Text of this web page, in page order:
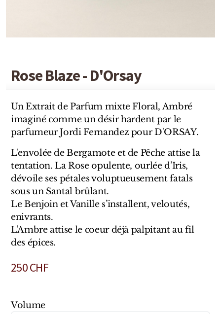
Rose Blaze - D'Orsay
Un Extrait de Parfum mixte Floral, Ambré
imaginé comme un désir hardent par le
parfumeur Jordi Fernandez pour D'ORSAY.
L'envolée de Bergamote et de Pêche attise la
tentation. La Rose opulente, ourlée d’Iris,
dévoile ses pétales voluptueusement fatals
sous un Santal brûlant.
Le Benjoin et Vanille s’installent, veloutés,
enivrants.
L’Ambre attise le coeur déjà palpitant au fil
des épices.
250CHF
Volume
Stéphane Humbert Lucas
Perris Monte-carlo
Robert Piguet
Sensatio
Trudon
Marques Italiennes
Eau D'Italie
Marques Suisses